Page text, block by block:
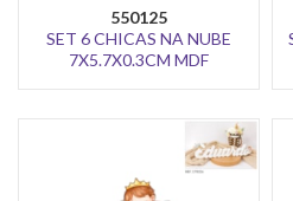
550125
SET 6 CHICAS NA NUBE
7X5.7X0.3CM MDF